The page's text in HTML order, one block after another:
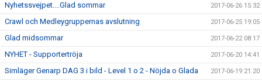
Nyhetssvejpet....Glad sommar 2017-06-26 15:32
Crawl och Medleygruppernas avslutning 2017-06-25 19:05
Glad midsommar 2017-06-22 08:17
NYHET - Supportertröja 2017-06-20 14:41
Simläger Genarp DAG 3 i bild - Level 1 o 2 - Nöjda o Glada 2017-06-19 21:20